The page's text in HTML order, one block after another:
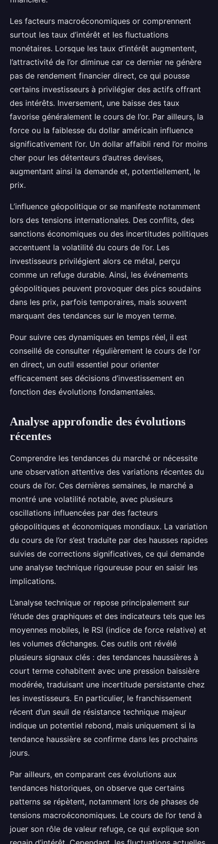
Les facteurs macroéconomiques or comprennent
surtout les taux d’intérêt et les fluctuations
monétaires. Lorsque les taux d’intérêt augmentent,
l’attractivité de l’or diminue car ce dernier ne génère
pas de rendement financier direct, ce qui pousse
certains investisseurs à privilégier des actifs offrant
des intérêts. Inversement, une baisse des taux
favorise généralement le cours de l’or. Par ailleurs, la
force ou la faiblesse du dollar américain influence
significativement l’or. Un dollar affaibli rend l’or moins
cher pour les détenteurs d’autres devises,
augmentant ainsi la demande et, potentiellement, le
prix.
L’influence géopolitique or se manifeste notamment
lors des tensions internationales. Des conflits, des
sanctions économiques ou des incertitudes politiques
accentuent la volatilité du cours de l’or. Les
investisseurs privilégient alors ce métal, perçu
comme un refuge durable. Ainsi, les événements
géopolitiques peuvent provoquer des pics soudains
dans les prix, parfois temporaires, mais souvent
marquant des tendances sur le moyen terme.
Pour suivre ces dynamiques en temps réel, il est
conseillé de consulter régulièrement le cours de l'or
en direct, un outil essentiel pour orienter
efficacement ses décisions d’investissement en
fonction des évolutions fondamentales.
Analyse approfondie des évolutions
récentes
Comprendre les tendances du marché or nécessite
une observation attentive des variations récentes du
cours de l’or. Ces dernières semaines, le marché a
montré une volatilité notable, avec plusieurs
oscillations influencées par des facteurs
géopolitiques et économiques mondiaux. La variation
du cours de l’or s’est traduite par des hausses rapides
suivies de corrections significatives, ce qui demande
une analyse technique rigoureuse pour en saisir les
implications.
L’analyse technique or repose principalement sur
l’étude des graphiques et des indicateurs tels que les
moyennes mobiles, le RSI (indice de force relative) et
les volumes d’échanges. Ces outils ont révélé
plusieurs signaux clés : des tendances haussières à
court terme cohabitent avec une pression baissière
modérée, traduisant une incertitude persistante chez
les investisseurs. En particulier, le franchissement
récent d’un seuil de résistance technique majeur
indique un potentiel rebond, mais uniquement si la
tendance haussière se confirme dans les prochains
jours.
Par ailleurs, en comparant ces évolutions aux
tendances historiques, on observe que certains
patterns se répètent, notamment lors de phases de
tensions macroéconomiques. Le cours de l’or tend à
jouer son rôle de valeur refuge, ce qui explique son